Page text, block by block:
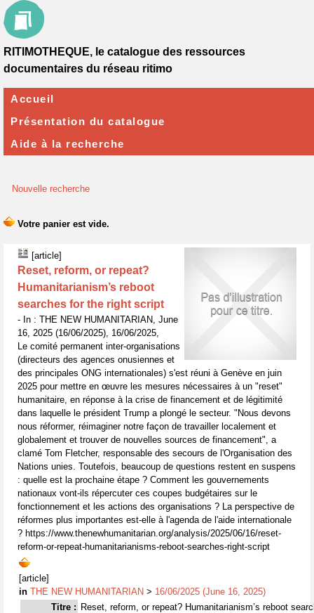
Nouvelle recherche
[article]
Reset, reform, or repeat?
Humanitarianism’s reboot
searches for the right script
- In : THE NEW HUMANITARIAN, June
16, 2025 (16/06/2025), 16/06/2025,
Le comité permanent inter-organisations
(directeurs des agences onusiennes et
des principales ONG internationales) s'est réuni à Genève en juin
2025 pour mettre en œuvre les mesures nécessaires à un "reset"
humanitaire, en réponse à la crise de financement et de légitimité
dans laquelle le président Trump a plongé le secteur. "Nous devons
nous réformer, réimaginer notre façon de travailler localement et
globalement et trouver de nouvelles sources de financement", a
clamé Tom Fletcher, responsable des secours de l'Organisation des
Nations unies. Toutefois, beaucoup de questions restent en suspens
: quelle est la prochaine étape ? Comment les gouvernements
nationaux vont-ils répercuter ces coupes budgétaires sur le
fonctionnement et les actions des organisations ? La perspective de
réformes plus importantes est-elle à l'agenda de l'aide internationale
? https://www.thenewhumanitarian.org/analysis/2025/06/16/reset-
reform-or-repeat-humanitarianisms-reboot-searches-right-script
[article]
in THE NEW HUMANITARIAN > 16/06/2025 (June 16, 2025)
Titre : Reset, reform, or repeat? Humanitarianism’s reboot
RITIMOTHEQUE, le catalogue des ressources
documentaires du réseau ritimo
Accueil
Présentation du catalogue
Aide à la recherche